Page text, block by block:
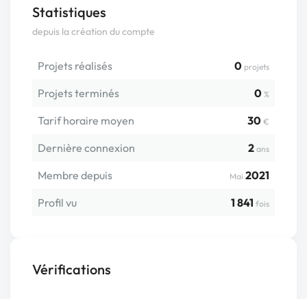
Statistiques
depuis la création du compte
Projets réalisés 0 projets
Projets terminés 0 %
Tarif horaire moyen 30 €
Dernière connexion 2 ans
Membre depuis Mai 2021
Profil vu
1 841 fois
Vérifications